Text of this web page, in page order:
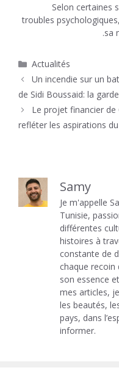
Selon certaines
troubles
sa
Catégories
Actualités
Un incendie sur un
de Sidi Boussaid: la
Le projet financier de
refléter les aspirations
Samy
Je m'appelle
Tunisie,
différentes
histoires à
constante de
chaque recoin
son essence
mes articles,
les beautés,
pays, dans
informer.